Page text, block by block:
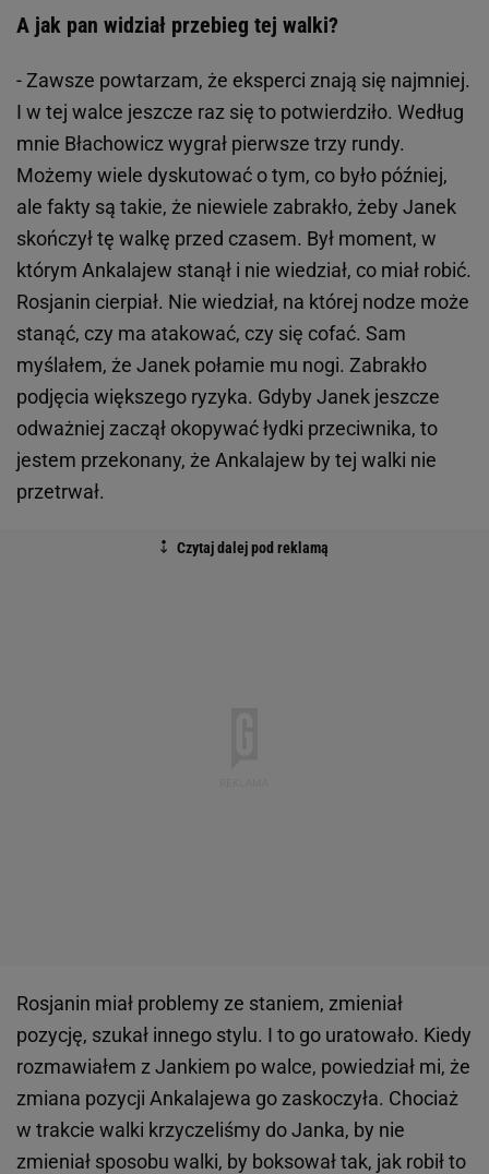
A jak pan widział przebieg tej walki?
- Zawsze powtarzam, że eksperci znają się najmniej.
I w tej walce jeszcze raz się to potwierdziło. Według
mnie Błachowicz wygrał pierwsze trzy rundy.
Możemy wiele dyskutować o tym, co było później,
ale fakty są takie, że niewiele zabrakło, żeby Janek
skończył tę walkę przed czasem. Był moment, w
którym Ankalajew stanął i nie wiedział, co miał robić.
Rosjanin cierpiał. Nie wiedział, na której nodze może
stanąć, czy ma atakować, czy się cofać. Sam
myślałem, że Janek połamie mu nogi. Zabrakło
podjęcia większego ryzyka. Gdyby Janek jeszcze
odważniej zaczął okopywać łydki przeciwnika, to
jestem przekonany, że Ankalajew by tej walki nie
przetrwał.
Rosjanin miał problemy ze staniem, zmieniał
pozycję, szukał innego stylu. I to go uratowało. Kiedy
rozmawiałem z Jankiem po walce, powiedział mi, że
zmiana pozycji Ankalajewa go zaskoczyła. Chociaż
w trakcie walki krzyczeliśmy do Janka, by nie
zmieniał sposobu walki, by boksował tak, jak robił to